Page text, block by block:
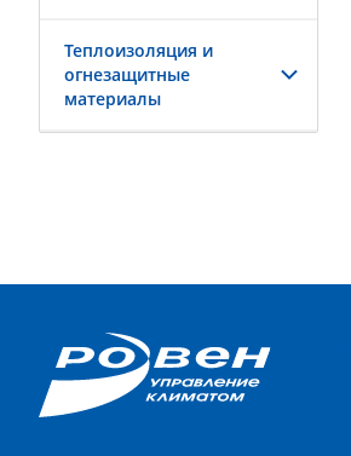
Теплоизоляция и
огнезащитные
материалы